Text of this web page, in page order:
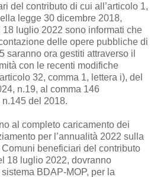
del contributo di cui all’articolo 1,
legge 30 dicembre 2018,
18 luglio 2022 sono informati che
delle opere pubbliche di
saranno ora gestiti attraverso il
con le recenti modifiche
32, comma 1, lettera i), del
n.19, al comma 146
del 2018.
al completo caricamento dei
per l’annualità 2022 sulla
beneficiari del contributo
18 luglio 2022, dovranno
BDAP-MOP, per la